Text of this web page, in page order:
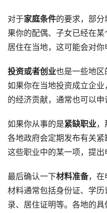
对于家庭条件的要求，部
果你的配偶、子女已经在
居住在当地，这可能会对你
投资或者创业也是一些地区
如果你在当地投资成立企
的经济贡献，通常也可以申
如果你从事的是紧缺职业，
各地政府会定期发布有关
这些职业中的某一项，提出
最后确认一下材料准备，在
材料通常包括身份证、学
录、居住证明等。各地的